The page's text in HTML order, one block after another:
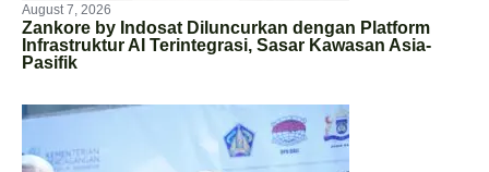
August 7, 2026
Zankore by Indosat Diluncurkan dengan Platform
Infrastruktur AI Terintegrasi, Sasar Kawasan Asia-
Pasifik